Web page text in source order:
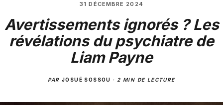
31 DÉCEMBRE 2024
Avertissements ignorés ? Les
révélations du psychiatre de
Liam Payne
PARJOSUÉ SOSSOU · 2 MIN DE LECTURE